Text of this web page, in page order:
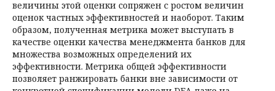
величины этой оценки сопряжен с ростом величин
оценок частных эффективностей и наоборот. Таким
образом, полученная метрика может выступать в
качестве оценки качества менеджмента банков для
множества возможных определений их
эффективности. Метрика общей эффективности
позволяет ранжировать банки вне зависимости от